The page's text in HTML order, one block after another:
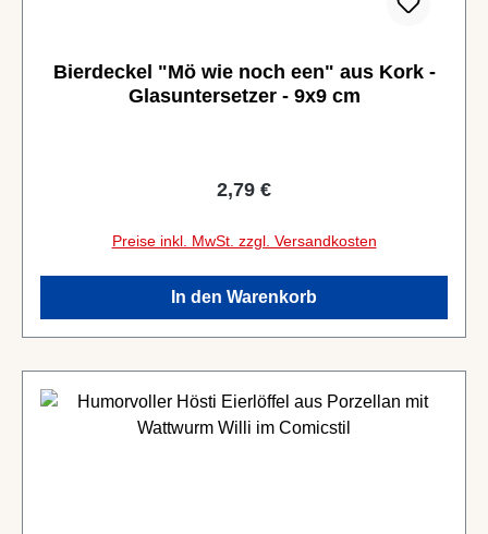
Bierdeckel "Mö wie noch een" aus Kork -
Glasuntersetzer - 9x9 cm
Regulärer Preis:
2,79 €
Preise inkl. MwSt. zzgl. Versandkosten
In den Warenkorb